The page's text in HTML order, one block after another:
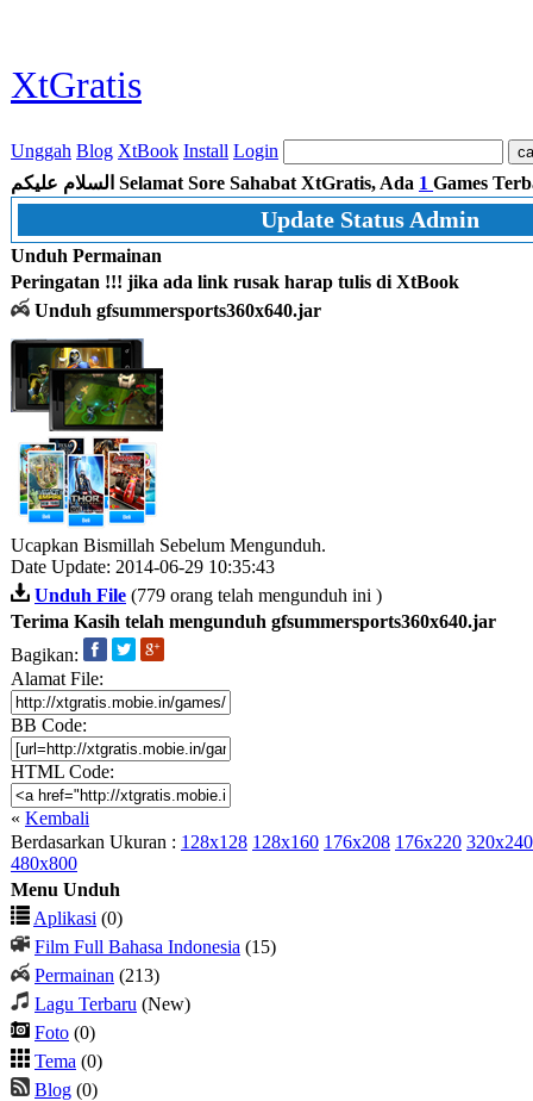
XtGratis
Unggah Blog XtBook Install Login
Selamat Sore Sahabat XtGratis, Ada 1 Games
Update Status Admin
Unduh Permainan
Peringatan !!! jika ada link rusak harap tulis di XtBook
Unduh gfsummersports360x640.jar
Ucapkan Bismillah Sebelum Mengunduh.
Date Update: 2014-06-29 10:35:43
Unduh File (779 orang telah mengunduh ini )
Terima Kasih telah mengunduh gfsummersports360x640.jar
Bagikan:
Alamat File:
BB Code:
HTML Code:
« Kembali
Berdasarkan Ukuran : 128x128 128x160 176x208 176x220 320x240
480x800
Menu Unduh
Aplikasi (0)
Film Full Bahasa Indonesia (15)
Permainan (213)
Lagu Terbaru (New)
Foto (0)
Tema (0)
Blog (0)